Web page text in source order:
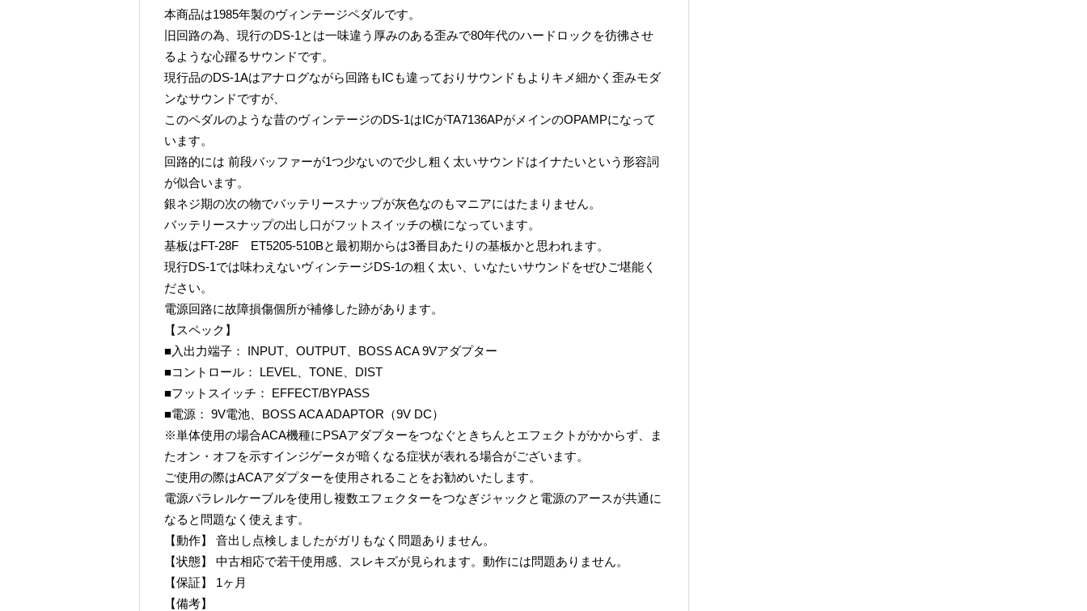
本商品は1985年製のヴィンテージペダルです。
旧回路の為、現行のDS-1とは一味違う厚みのある歪みで80年代のハードロックを彷彿させ
るような心躍るサウンドです。
現行品のDS-1Aはアナログながら回路もICも違っておりサウンドもよりキメ細かく歪みモダ
ンなサウンドですが、
このペダルのような昔のヴィンテージのDS-1はICがTA7136APがメインのOPAMPになって
います。
回路的には 前段バッファーが1つ少ないので少し粗く太いサウンドはイナたいという形容詞
が似合います。
銀ネジ期の次の物でバッテリースナップが灰色なのもマニアにはたまりません。
バッテリースナップの出し口がフットスイッチの横になっています。
基板はFT-28F ET5205-510Bと最初期からは3番目あたりの基板かと思われます。
現行DS-1では味わえないヴィンテージDS-1の粗く太い、いなたいサウンドをぜひご堪能く
ださい。
電源回路に故障損傷個所が補修した跡があります。
【スペック】
■入出力端子： INPUT、OUTPUT、BOSS ACA 9Vアダプター
■コントロール： LEVEL、TONE、DIST
■フットスイッチ： EFFECT/BYPASS
■電源： 9V電池、BOSS ACA ADAPTOR（9V DC）
※単体使用の場合ACA機種にPSAアダプターをつなぐときちんとエフェクトがかからず、ま
たオン・オフを示すインジゲータが暗くなる症状が表れる場合がございます。
ご使用の際はACAアダプターを使用されることをお勧めいたします。
電源パラレルケーブルを使用し複数エフェクターをつなぎジャックと電源のアースが共通に
なると問題なく使えます。
【動作】 音出し点検しましたがガリもなく問題ありません。
【状態】 中古相応で若干使用感、スレキズが見られます。動作には問題ありません。
【保証】 1ヶ月
【備考】